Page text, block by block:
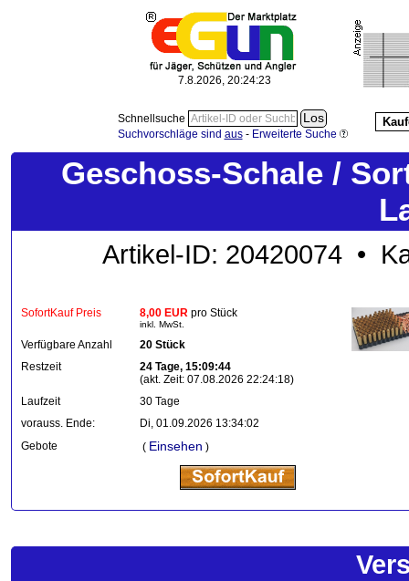
7.8.2026, 20:24:23
Schnellsuche
Suchvorschläge sind aus- Erweiterte Suche
Geschoss-Schale /
Artikel-ID: 20420074 •
SofortKauf Preis 8,00 EUR pro Stück
inkl. MwSt.
Verfügbare Anzahl
20 Stück
Restzeit
24 Tage, 15:09:44
(akt. Zeit: 07.08.2026 22:24:18)
Laufzeit
30 Tage
vorauss. Ende:
Di, 01.09.2026 13:34:02
Gebote
( Einsehen )